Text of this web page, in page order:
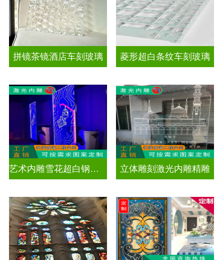
拼镜茶镜酒店车刻玻璃 菱形超白条纹车刻玻璃
艺术内雕雪花超白钢化激光内雕发光玻璃背景墙 立体雕刻激光内雕精雕